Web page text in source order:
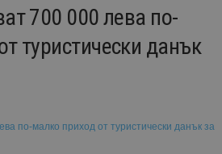
700 000 лева по-
туристически данък